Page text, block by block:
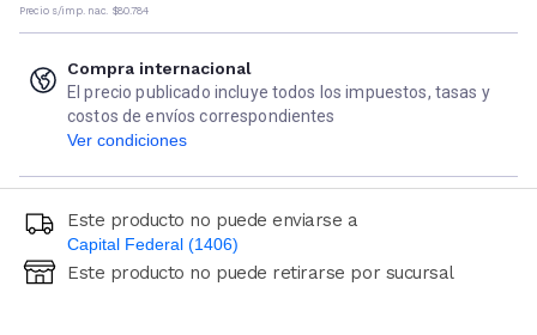
Precio s/imp. nac. $80.784
Compra internacional
El precio publicado incluye todos los impuestos, tasas y
costos de envíos correspondientes
Ver condiciones
Este producto no puede enviarse a
Capital Federal (1406)
Ingresá código postal (sólo números)
Este producto no puede retirarse por sucursal